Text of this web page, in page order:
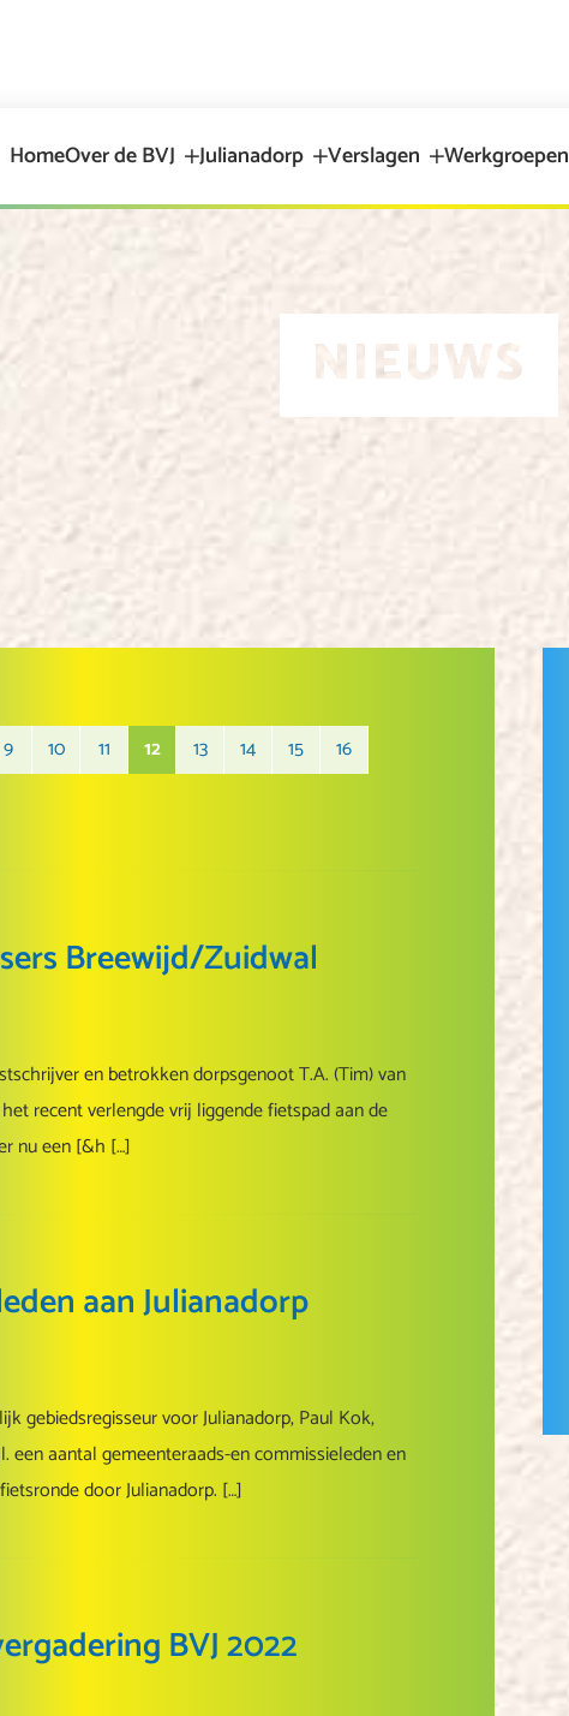
HomeOver de BVJ Julianadorp Verslagen Werkgroepen
NIEUWS
9 10 11 12 13 14 15
16
Breewijd/Zuidwal
en betrokken dorpsgenoot T.A. (Tim) van
recent verlengde vrij liggende fietspad aan de
nu een [&h […]
aan Julianadorp
gebiedsregisseur voor Julianadorp, Paul Kok,
een aantal gemeenteraads-en commissieleden en
door Julianadorp. […]
BVJ 2022